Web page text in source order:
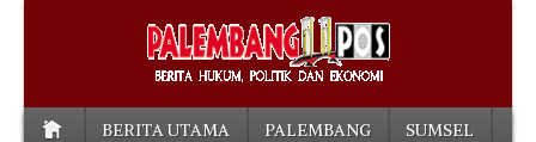
BERITA UTAMA PALEMBANG SUMSEL